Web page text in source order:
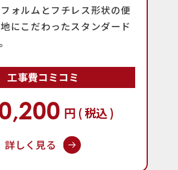
ォルムとフチレス形状の便
にこだわったスタンダード
工事費コミコミ
円 ( 税込 )
詳しく見る